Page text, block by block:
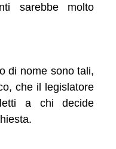
sarebbe molto
di nome sono tali,
che il legislatore
a chi decide